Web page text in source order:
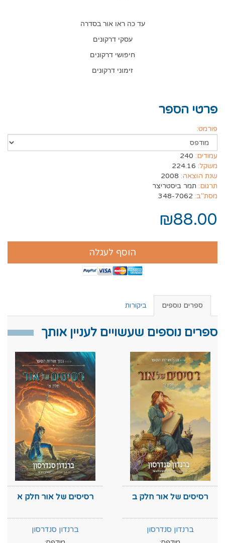
עד כה ראו אור בסדרה
עסקי דרקונים
חיפושי דרקונים
זימוני דרקונים
פרטי הספר
פורמט:
עמודים: 240
משקל: 224.16
שנת הוצאה: 2008
תרגום: תמר ביסטריצר
מסת"ב: 348-7062
₪88.00
הוסף לעגלה
ספרים נוספים ביקורות
ספרים נוספים שעשויים לעניין אותך
רסיסים של אור חלק ב
ברנדון סנדרסון
רסיסים של אור חלק א
ברנדון סנדרסון